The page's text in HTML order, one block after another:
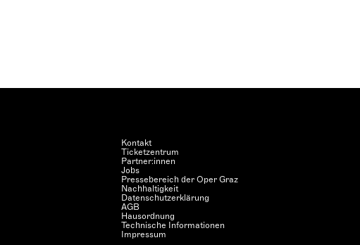
Kontakt
Ticketzentrum
Partner:innen
Jobs
Pressebereich der Oper Graz
Nachhaltigkeit
Datenschutzerklärung
AGB
Hausordnung
Technische Informationen
Impressum